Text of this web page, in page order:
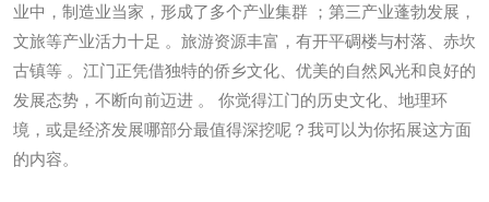
业中，制造业当家，形成了多个产业集群 ；第三产业蓬勃发展，
文旅等产业活力十足 。旅游资源丰富，有开平碉楼与村落、赤坎
古镇等 。江门正凭借独特的侨乡文化、优美的自然风光和良好的
发展态势，不断向前迈进 。 你觉得江门的历史文化、地理环
境，或是经济发展哪部分最值得深挖呢？我可以为你拓展这方面
的内容。